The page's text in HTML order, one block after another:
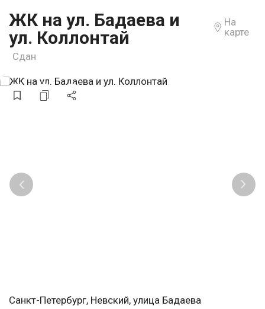
ЖК на ул. Бадаева и
ул. Коллонтай
На
карте
Сдан
Санкт-Петербург, Невский, улица Бадаева